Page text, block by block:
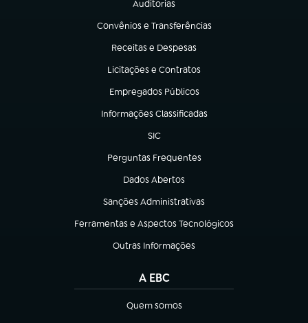
Auditorias
(abre em nova aba)
Convênios e Transferências
(abre em nova aba)
Receitas e Despesas
(abre em nova aba)
Licitações e Contratos
(abre em nova aba)
Empregados Públicos
(abre em nova aba)
Informações Classificadas
(abre em nova aba)
SIC
(abre em nova aba)
Perguntas Frequentes
(abre em nova aba)
Dados Abertos
(abre em nova aba)
Sanções Administrativas
(abre em nova aba)
Ferramentas e Aspectos Tecnológicos
(abre em nova aba)
Outras Informações
(abre em nova aba)
A EBC
Quem somos
(abre em nova aba)